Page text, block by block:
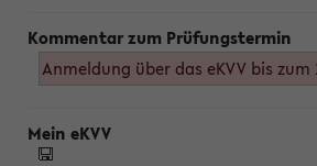
Anmeldung über das eKVV bis zum